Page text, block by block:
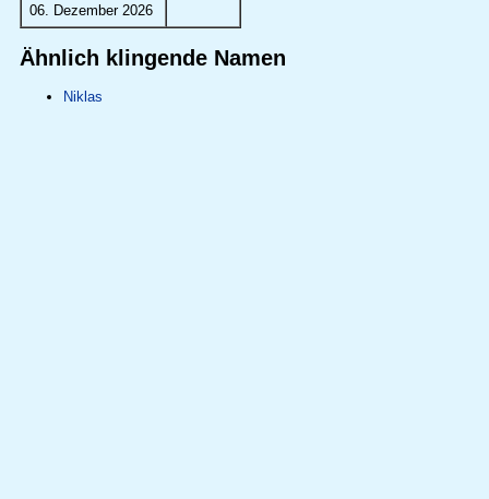
06. Dezember 2026
Ähnlich klingende Namen
Niklas